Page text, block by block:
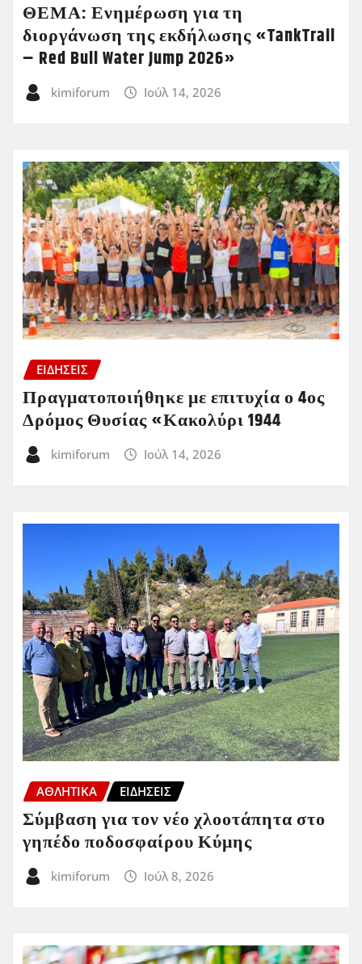
ΘΕΜΑ: Ενημέρωση για τη
διοργάνωση της εκδήλωσης «TankTrail
– Red Bull Water Jump 2026»
kimiforum Ιούλ 14, 2026
ΕΙΔΗΣΕΙΣ
Πραγματοποιήθηκε με επιτυχία ο 4ος
Δρόμος Θυσίας «Κακολύρι 1944
kimiforum Ιούλ 14, 2026
ΑΘΛΗΤΙΚΑ ΕΙΔΗΣΕΙΣ
Σύμβαση για τον νέο χλοοτάπητα στο
γηπέδο ποδοσφαίρου Κύμης
kimiforum Ιούλ 8, 2026